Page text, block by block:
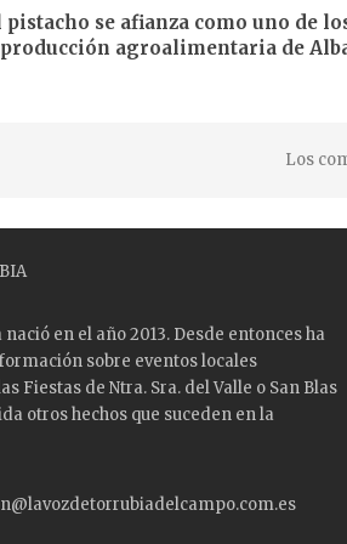
se afianza como uno de
agroalimentaria de
Los
en el año 2013. Desde entonces ha
sobre eventos locales
Fiestas de Ntra. Sra. del Valle o San Blas
otros hechos que suceden en la